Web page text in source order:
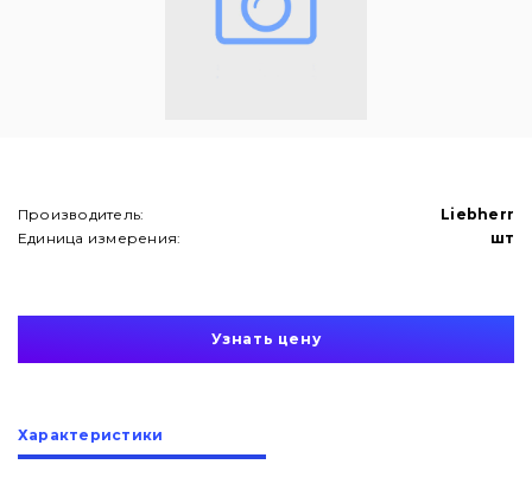
Производитель:
Liebherr
Единица измерения:
шт
Узнать цену
Характеристики